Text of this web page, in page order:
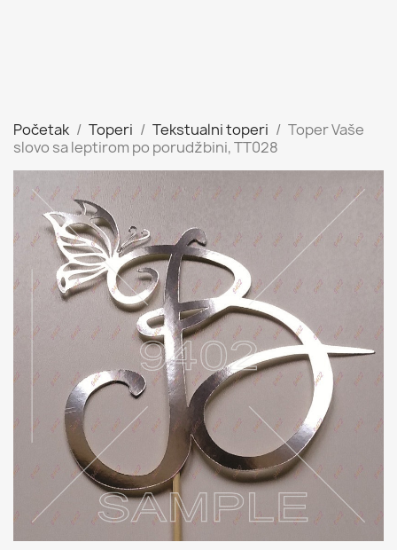
Početak Toperi Tekstualni toperi
Toper Vaše
slovo sa leptirom po porudžbini, TT028